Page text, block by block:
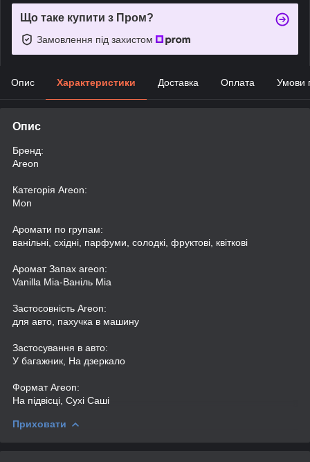
Що таке купити з Пром?
Замовлення під захистом
Опис Характеристики Доставка Оплата Умови
Опис
Бренд:
Areon
Категорія Areon:
Mon
Аромати по групам:
ванільні, східні, парфуми, солодкі, фруктові, квіткові
Аромат Запах areon:
Vanilla Mia-Ваніль Міа
Застосовність Areon:
для авто, пахучка в машину
Застосування в авто:
У багажник, На дзеркало
Формат Areon:
На підвісці, Сухі Саші
Приховати